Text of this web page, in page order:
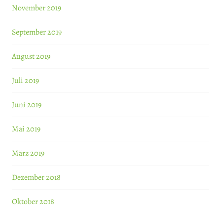
November 2019
September 2019
August 2019
Juli 2019
Juni 2019
Mai 2019
März 2019
Dezember 2018
Oktober 2018